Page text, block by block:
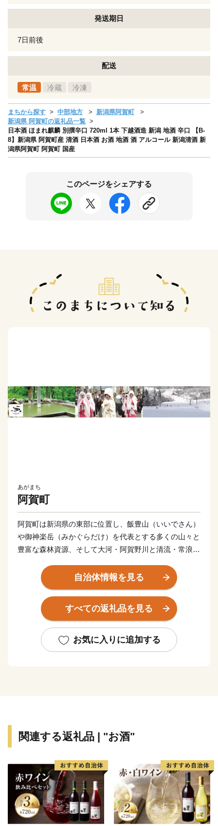
発送期日
7日前後
配送
常温 冷蔵 冷凍
まちから探す 中部地方
新潟県阿賀町
新潟県 阿賀町の返礼品一覧
日本酒 ほまれ麒麟 別撰辛口 720ml 1本 下越酒造 新潟 地酒 辛口 【B-
8】新潟県 阿賀町産 清酒 日本酒 お酒 地酒 酒 アルコール 新潟清酒 新
潟県阿賀町 阿賀町 国産
このページをシェアする
あがまち
阿賀町
阿賀町は新潟県の東部に位置し、飯豊山（いいでさん）
や御神楽岳（みかぐらだけ）を代表とする多くの山々と
豊富な森林資源、そして大河・阿賀野川と清流・常浪川
古くから水上・陸上交通の要所であったという歴史があ
り、その名残として阿賀野川ライン舟下りや磐越西線が
語号（C57）」の路線地でもあります。
毎年、約3万人の観光客が訪れる「つがわ狐の嫁入り行
キーと1年を通じてやすらぎや楽しみを与えてくれま
す。
豊かな自然や観光資源だけでなく、阿賀町の子育て支援
制度は大変充実しており県内トップクラスです！例え
自治体情報を見る
すべての返礼品を見る
お気に入りに追加する
関連する返礼品 | "お酒"